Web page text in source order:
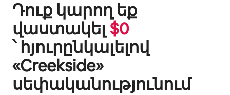
Դուք կարող եք
վաստակել $0
՝ հյուրընկալելով
«Creekside»
սեփականությունում